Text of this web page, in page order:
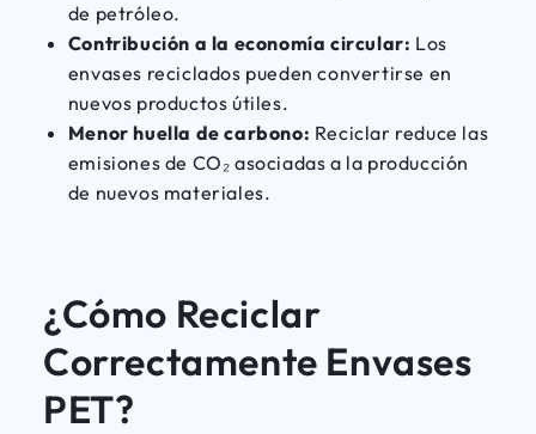
de petróleo.
Contribución a la economía circular: Los
envases reciclados pueden convertirse en
nuevos productos útiles.
Menor huella de carbono: Reciclar reduce las
emisiones de CO₂ asociadas a la producción
de nuevos materiales.
¿Cómo Reciclar
Correctamente Envases
PET? ️